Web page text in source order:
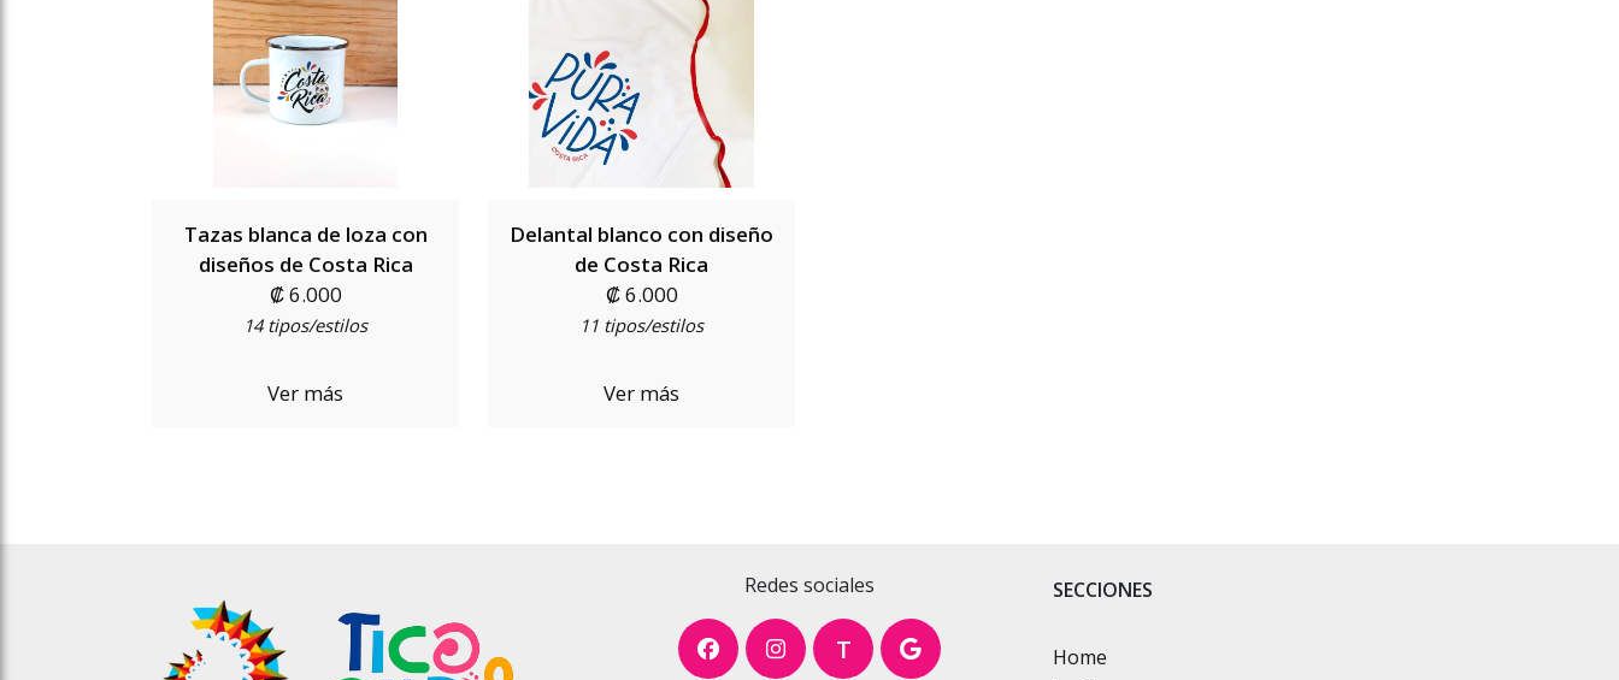
Tazas blanca de loza con
diseños de Costa Rica
₡ 6.000
14 tipos/estilos
Ver más
Delantal blanco con diseño
de Costa Rica
₡ 6.000
11 tipos/estilos
Ver más
Redes sociales
T
SECCIONES
Home